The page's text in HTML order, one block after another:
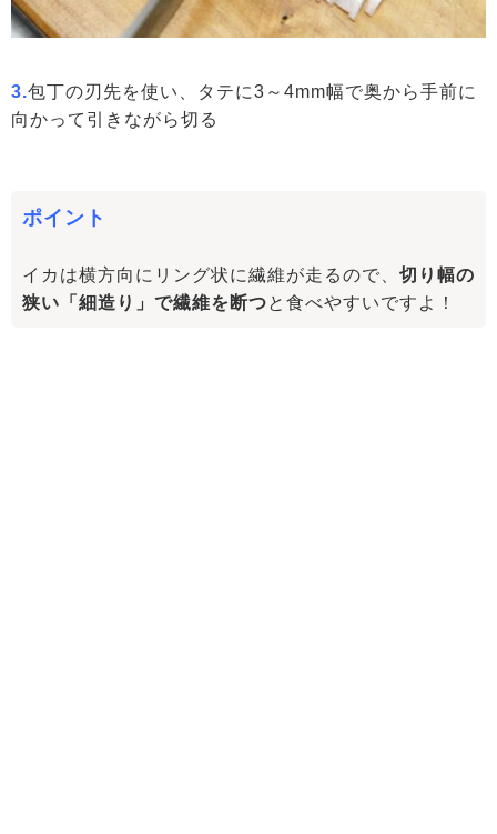
3.包丁の刃先を使い、タテに3～4mm幅で奥から手前に
向かって引きながら切る
ポイント
イカは横方向にリング状に繊維が走るので、 切り幅の
狭い「細造り」で繊維を断つと食べやすいですよ！